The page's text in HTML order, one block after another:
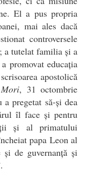
El a pus propria
mai ales dacă
controversele
a tutelat familia și a
promovat educația
apostolică
, 31 octombrie
pregetat să-și dea
îl face și pentru
și al primatului
papa Leon al
de guvernanță și